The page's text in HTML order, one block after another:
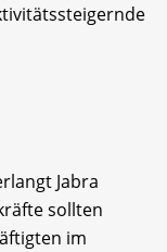
Jabra
sollten
im